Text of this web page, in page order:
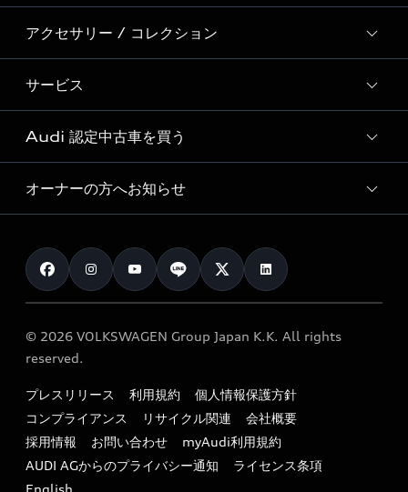
Audi Sport
Formula 1®
デジタルサービス
新車在庫検索
試乗車・展示車検索
見積り依頼
試乗予約
モデル一覧
特別仕様モデル / 限定モデル
e-tronラインアップ
価格シミュレーション
車両比較
カタログ一覧
アクセサリー / コレクション
純正アクセサリー
オンラインショップ
Audi collection
アウディナビアプリ
サービス
サービス入庫予約
サービスプログラム
メンテナンス
車検 / 定期点検
e-tronアフターサポート
myAudi
Audi 認定中古車を買う
Audi認定中古車
クオリティ
保証
メンテナンス
ファイナンス
キャンペーン / イベント
買取査定
オーナーの方へお知らせ
お知らせ
オーナー様向けキャンペーン
特定整備適用車一覧
リサイクル法
よくある質問（FAQ）
© 2026 VOLKSWAGEN Group Japan K.K. All rights
reserved.
プレスリリース 利用規約
個人情報保護方針
コンプライアンス
リサイクル関連
会社概要
採用情報
お問い合わせ
myAudi利用規約
AUDI AGからのプライバシー通知
ライセンス条項
English